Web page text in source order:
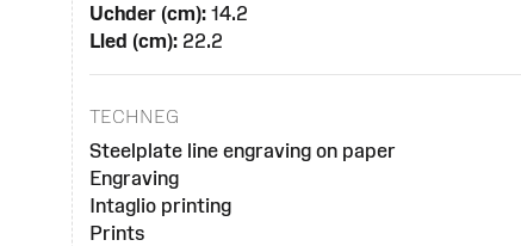
Uchder (cm):14.2
Lled (cm):22.2
TECHNEG
Steelplate line engraving on paper
Engraving
Intaglio printing
Prints